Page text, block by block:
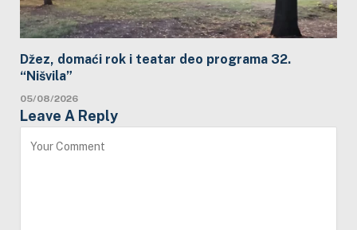
Džez, domaći rok i teatar deo programa 32.
“Nišvila”
05/08/2026
Leave A Reply